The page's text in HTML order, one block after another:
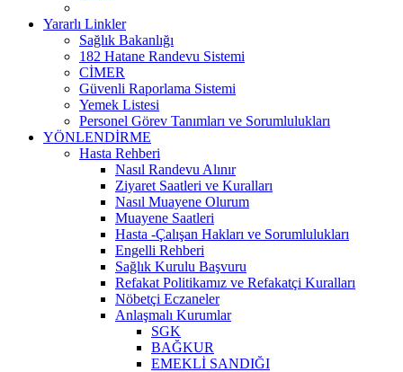
Yararlı Linkler
Sağlık Bakanlığı
182 Hatane Randevu Sistemi
CİMER
Güvenli Raporlama Sistemi
Yemek Listesi
Personel Görev Tanımları ve Sorumlulukları
YÖNLENDİRME
Hasta Rehberi
Nasıl Randevu Alınır
Ziyaret Saatleri ve Kuralları
Nasıl Muayene Olurum
Muayene Saatleri
Hasta -Çalışan Hakları ve Sorumlulukları
Engelli Rehberi
Sağlık Kurulu Başvuru
Refakat Politikamız ve Refakatçi Kuralları
Nöbetçi Eczaneler
Anlaşmalı Kurumlar
SGK
BAĞKUR
EMEKLİ SANDIĞI